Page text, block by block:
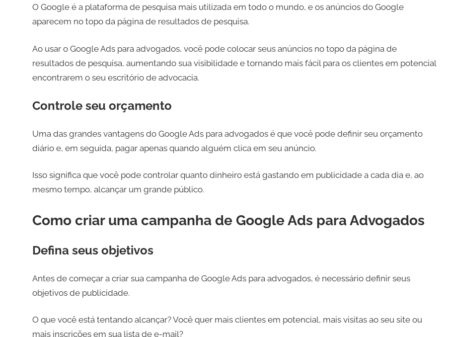
O Google é a plataforma de pesquisa mais utilizada em todo o mundo, e os anúncios do Google
aparecem no topo da página de resultados de pesquisa.
Ao usar o Google Ads para advogados, você pode colocar seus anúncios no topo da página de
resultados de pesquisa, aumentando sua visibilidade e tornando mais fácil para os clientes em potencial
encontrarem o seu escritório de advocacia.
Controle seu orçamento
Uma das grandes vantagens do Google Ads para advogados é que você pode definir seu orçamento
diário e, em seguida, pagar apenas quando alguém clica em seu anúncio.
Isso significa que você pode controlar quanto dinheiro está gastando em publicidade a cada dia e, ao
mesmo tempo, alcançar um grande público.
Como criar uma campanha de Google Ads para Advogados
Defina seus objetivos
Antes de começar a criar sua campanha de Google Ads para advogados, é necessário definir seus
objetivos de publicidade.
O que você está tentando alcançar? Você quer mais clientes em potencial, mais visitas ao seu site ou
mais inscrições em sua lista de e-mail?